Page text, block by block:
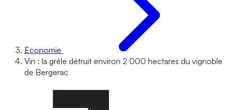
Economie
Vin : la grêle détruit environ 2 000 hectares du vignoble
de Bergerac